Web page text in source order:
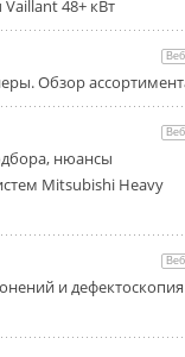
чиллер
новую версию,
на хладагенте
расширяет
MEHITS US Inc. ...
2026
48+ кВт
Обзор
нюансы
Mitsubishi Heavy
и